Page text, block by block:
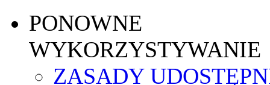
PONOWNE
WYKORZYSTYWANIE
ZASADY